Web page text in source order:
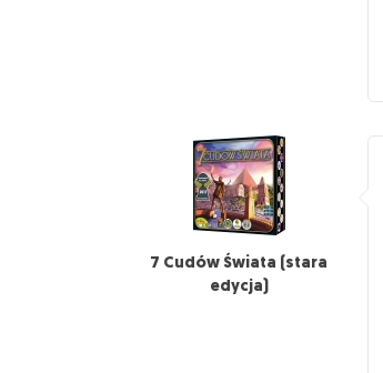
7 Cudów Świata (stara
edycja)